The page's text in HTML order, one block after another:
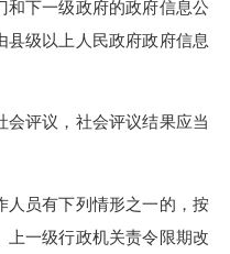
和下一级政府的政府信息公
级以上人民政府政府信息
评议，社会评议结果应当
员有下列情形之一的，按
上一级行政机关责令限期改